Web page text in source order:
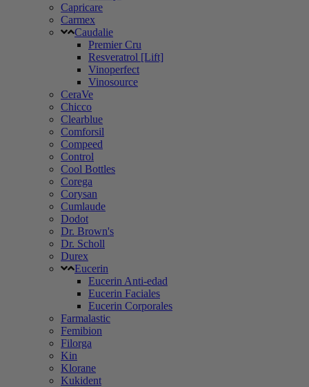
Capricare
Carmex
Caudalie
Premier Cru
Resveratrol [Lift]
Vinoperfect
Vinosource
CeraVe
Chicco
Clearblue
Comforsil
Compeed
Control
Cool Bottles
Corega
Corysan
Cumlaude
Dodot
Dr. Brown's
Dr. Scholl
Durex
Eucerin
Eucerin Anti-edad
Eucerin Faciales
Eucerin Corporales
Farmalastic
Femibion
Filorga
Kin
Klorane
Kukident